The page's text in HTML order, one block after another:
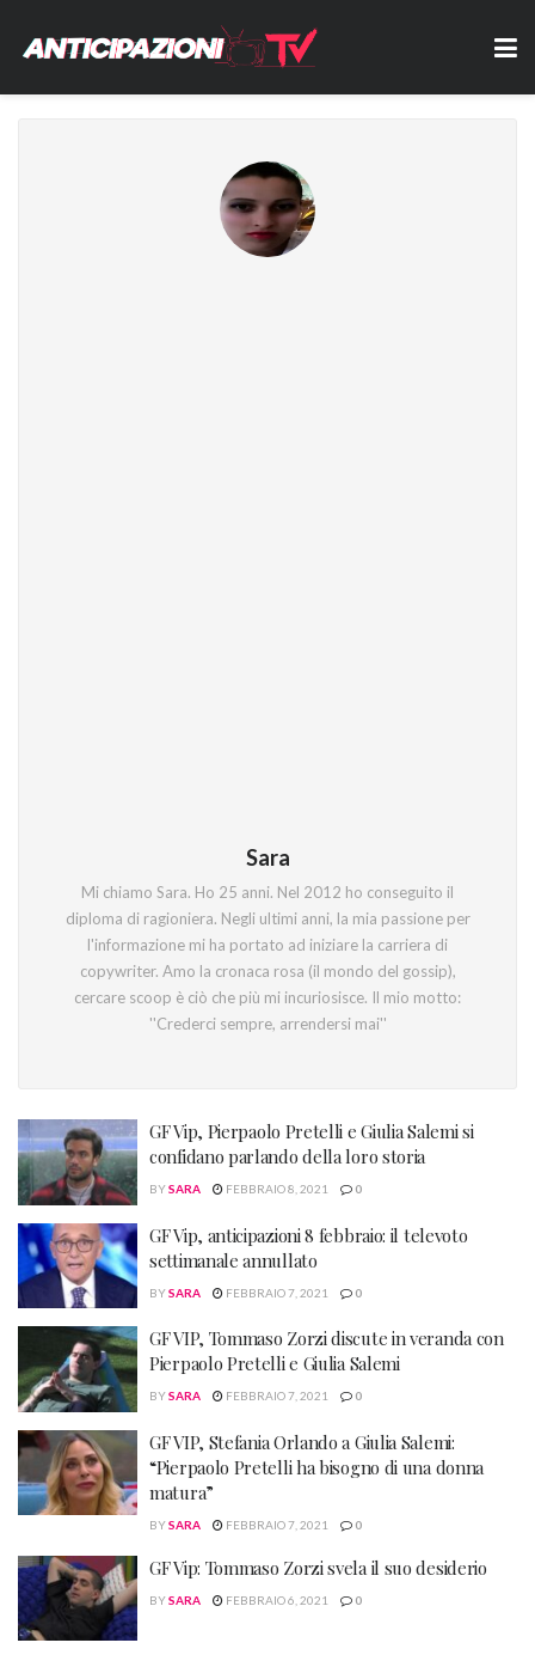
Sara
Mi chiamo Sara. Ho 25 anni. Nel 2012 ho conseguito il
diploma di ragioniera. Negli ultimi anni, la mia passione per
l'informazione mi ha portato ad iniziare la carriera di
copywriter. Amo la cronaca rosa (il mondo del gossip),
cercare scoop è ciò che più mi incuriosisce. Il mio motto:
''Crederci sempre, arrendersi mai''
GF Vip, Pierpaolo Pretelli e Giulia Salemi si
confidano parlando della loro storia
BYSARA FEBBRAIO 8, 2021 0
GF Vip, anticipazioni 8 febbraio: il televoto
settimanale annullato
BYSARA FEBBRAIO 7, 2021 0
GF VIP, Tommaso Zorzi discute in veranda con
Pierpaolo Pretelli e Giulia Salemi
BYSARA FEBBRAIO 7, 2021 0
GF VIP, Stefania Orlando a Giulia Salemi:
“Pierpaolo Pretelli ha bisogno di una donna
matura”
BYSARA FEBBRAIO 7, 2021 0
GF Vip: Tommaso Zorzi svela il suo desiderio
BYSARA FEBBRAIO 6, 2021 0